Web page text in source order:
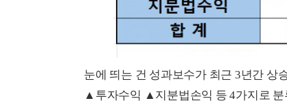
눈에 띄는 건 성과보수가 최근 3년간
▲투자수익 ▲지분법손익 등 4가지로 분